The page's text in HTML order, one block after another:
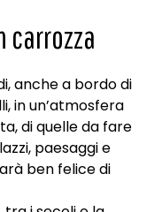
anche a bordo di
in un’atmosfera
di quelle da fare
paesaggi e
ben felice di